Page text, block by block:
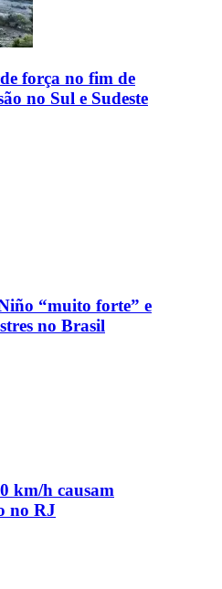
força no fim de
no Sul e Sudeste
“muito forte” e
no Brasil
km/h causam
no RJ